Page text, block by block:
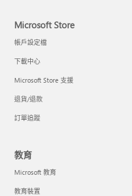
Microsoft Store
帳戶設定檔
下載中心
Microsoft Store 支援
退貨/退款
訂單追蹤
教育
Microsoft 教育
教育裝置